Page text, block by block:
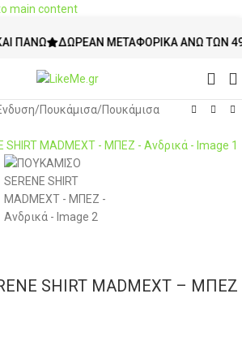
main content
ΔΩΡΕΆΝ ΜΕΤΑΦΟΡΙΚΆ ΆΝΩ ΤΩΝ 49€
/Πουκάμισα/Πουκάμισα
SHIRT MADMEXT – ΜΠΕΖ